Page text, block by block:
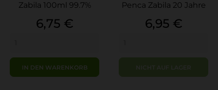
Zabila 100ml 99.7%
Preis
6,75 €
IN DEN WARENKORB
Penca Zabila 20 Jahre
Preis
6,95 €